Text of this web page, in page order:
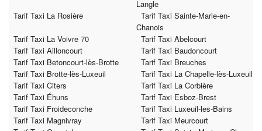
Langle
Tarif Taxi La Rosière
Tarif Taxi Sainte-Marie-en-
Chanois
Tarif Taxi La Voivre 70
Tarif Taxi Abelcourt
Tarif Taxi Ailloncourt
Tarif Taxi Baudoncourt
Tarif Taxi Betoncourt-lès-Brotte
Tarif Taxi Breuches
Tarif Taxi Brotte-lès-Luxeuil
Tarif Taxi La Chapelle-lès-Luxeuil
Tarif Taxi Citers
Tarif Taxi La Corbière
Tarif Taxi Éhuns
Tarif Taxi Esboz-Brest
Tarif Taxi Froideconche
Tarif Taxi Luxeuil-les-Bains
Tarif Taxi Magnivray
Tarif Taxi Meurcourt